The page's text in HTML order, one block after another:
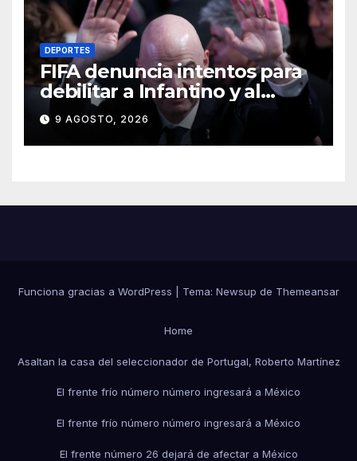
DEPORTES
FIFA denuncia intentos para
debilitar a Infantino y al
propio organismo
9 AGOSTO, 2026
Funciona gracias a WordPress Tema: Newsup de Themeansar
Home
Asaltan la casa del seleccionador de Portugal, Roberto Martínez
El frente frío número número ingresará a México
El frente frío número número ingresará a México
El frente número 26 dejará de afectar a México